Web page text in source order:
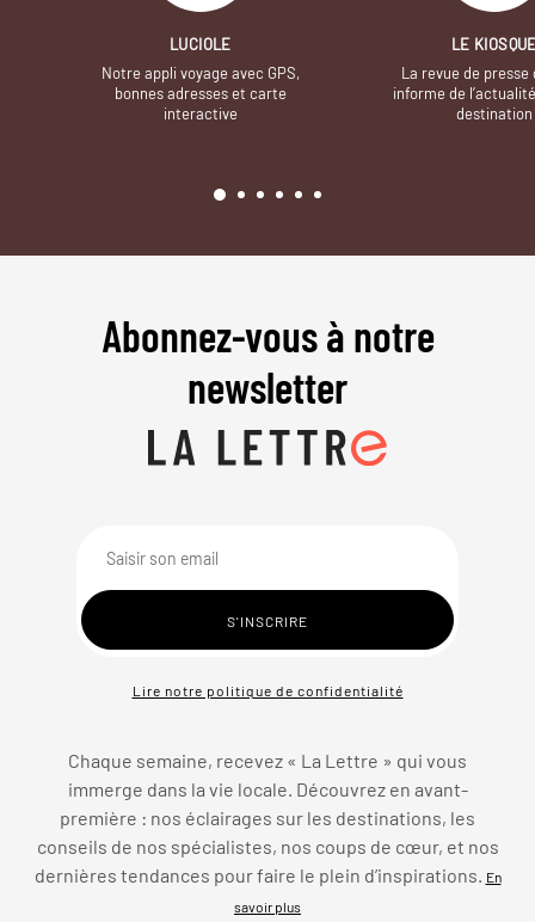
LUCIOLE
Notre appli voyage avec GPS,
bonnes adresses et carte
interactive
LE
La revue de presse
informe de
destination
Abonnez-vous à notre
newsletter
Lire notre politique de confidentialité
Chaque semaine, recevez « La Lettre » qui vous
immerge dans la vie locale. Découvrez en avant-
première : nos éclairages sur les destinations, les
conseils de nos spécialistes, nos coups de cœur, et nos
dernières tendances pour faire le plein d’inspirations.
En
savoir plus